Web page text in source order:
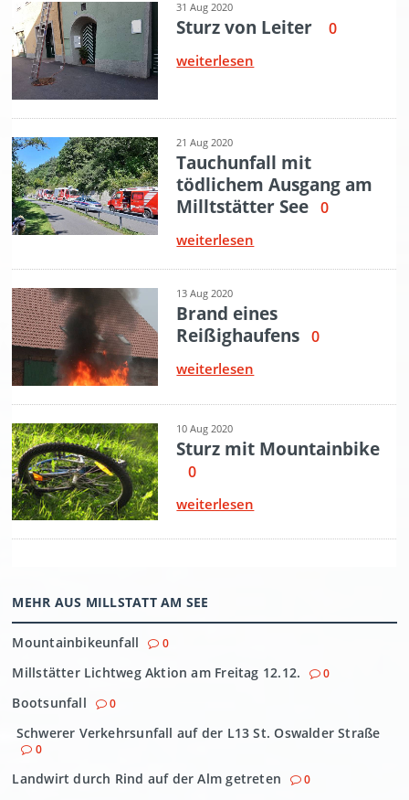
MEHR AUS MILLSTATT AM SEE
Mountainbikeunfall 0
Millstätter Lichtweg Aktion am Freitag 12.12. 0
Bootsunfall 0
Schwerer Verkehrsunfall auf der L13 St. Oswalder Straße
0
Landwirt durch Rind auf der Alm getreten 0